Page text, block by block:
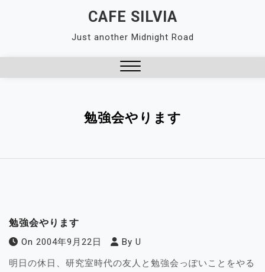
CAFE SILVIA
Just another Midnight Road
勉強会やります
勉強会やります
On 2004年9月22日 By U
明日の休日、研究室時代の友人と勉強会っぽいことをやる